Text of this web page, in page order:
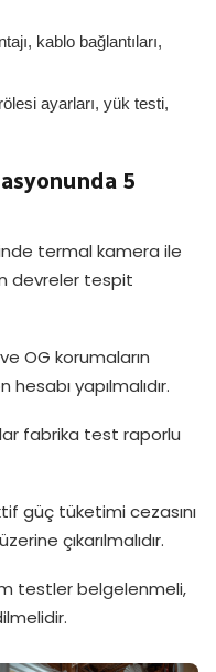
kablo bağlantıları,
ayarları, yük testi,
5
termal kamera ile
devreler tespit
OG korumaların
yapılmalıdır.
fabrika test raporlu
güç tüketimi cezasını
çıkarılmalıdır.
testler belgelenmeli,